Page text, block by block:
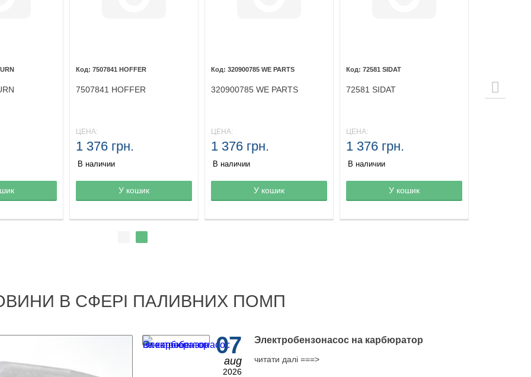
Товар в корзине
7507841 HOFFER
7507841 HOFFER
ЦЕНА:
1 376 грн.
В наличии
У кошик Товар в корзине
320900785 WE PARTS
320900785 WE PARTS
ЦЕНА:
1 376 грн.
В наличии
У кошик Товар в корзине
72581 SIDAT
72581 SIDAT
ЦЕНА:
1 376 грн.
В наличии
У кошик
В СФЕРІ ПАЛИВНИХ ПОМП
07
aug
2026
Электробензонасос на карбюратор
читати далі ===>